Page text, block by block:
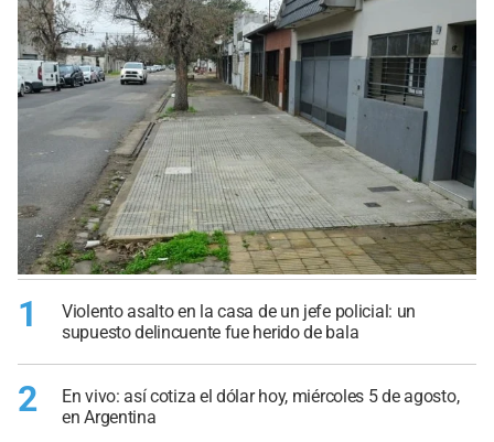
1
Violento asalto en la casa de un jefe policial: un
supuesto delincuente fue herido de bala
2
En vivo: así cotiza el dólar hoy, miércoles 5 de agosto,
en Argentina